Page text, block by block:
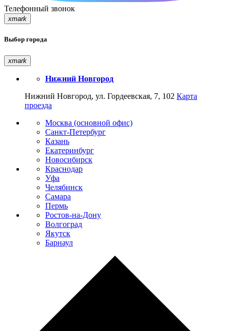
Телефонный звонок
xmark
Выбор города
xmark
Нижний Новгород
Нижний Новгород, ул. Гордеевская, 7, 102 Карта
проезда
Москва (основной офис)
Санкт-Петербург
Казань
Екатеринбург
Новосибирск
Краснодар
Уфа
Челябинск
Самара
Пермь
Ростов-на-Дону
Волгоград
Якутск
Барнаул